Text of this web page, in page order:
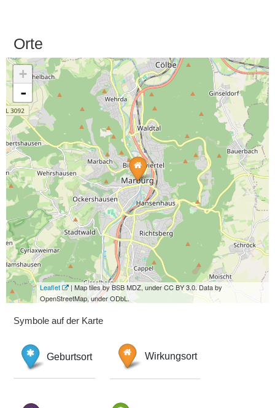
Orte
+
-
Leaflet
| Map tiles by BSB MDZ, under CC BY 3.0. Data by
OpenStreetMap, under ODbL.
Symbole auf der Karte
Geburtsort Wirkungsort